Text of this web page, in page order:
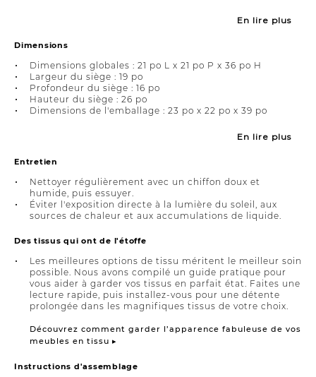
En lire plus
Dimensions
Dimensions globales : 21 po L x 21 po P x 36 po H
Largeur du siège : 19 po
Profondeur du siège : 16 po
Hauteur du siège : 26 po
Dimensions de l'emballage : 23 po x 22 po x 39 po
En lire plus
Entretien
Nettoyer régulièrement avec un chiffon doux et
humide, puis essuyer.
Éviter l'exposition directe à la lumière du soleil, aux
sources de chaleur et aux accumulations de liquide.
Des tissus qui ont de l'étoffe
Les meilleures options de tissu méritent le meilleur soin
possible. Nous avons compilé un guide pratique pour
vous aider à garder vos tissus en parfait état. Faites une
lecture rapide, puis installez-vous pour une détente
prolongée dans les magnifiques tissus de votre choix.
Découvrez comment garder l’apparence fabuleuse de vos
meubles en tissu ▸
Instructions d'assemblage